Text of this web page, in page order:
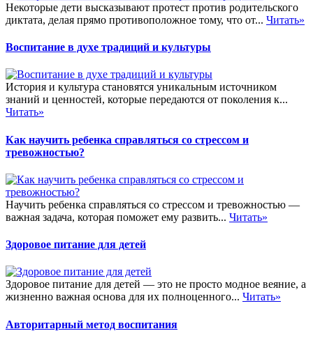
Некоторые дети высказывают протест против родительского
диктата, делая прямо противоположное тому, что от... Читать»
Воспитание в духе традиций и культуры
История и культура становятся уникальным источником
знаний и ценностей, которые передаются от поколения к...
Читать»
Как научить ребенка справляться со стрессом и
тревожностью?
Научить ребенка справляться со стрессом и тревожностью —
важная задача, которая поможет ему развить... Читать»
Здоровое питание для детей
Здоровое питание для детей — это не просто модное веяние, а
жизненно важная основа для их полноценного... Читать»
Авторитарный метод воспитания